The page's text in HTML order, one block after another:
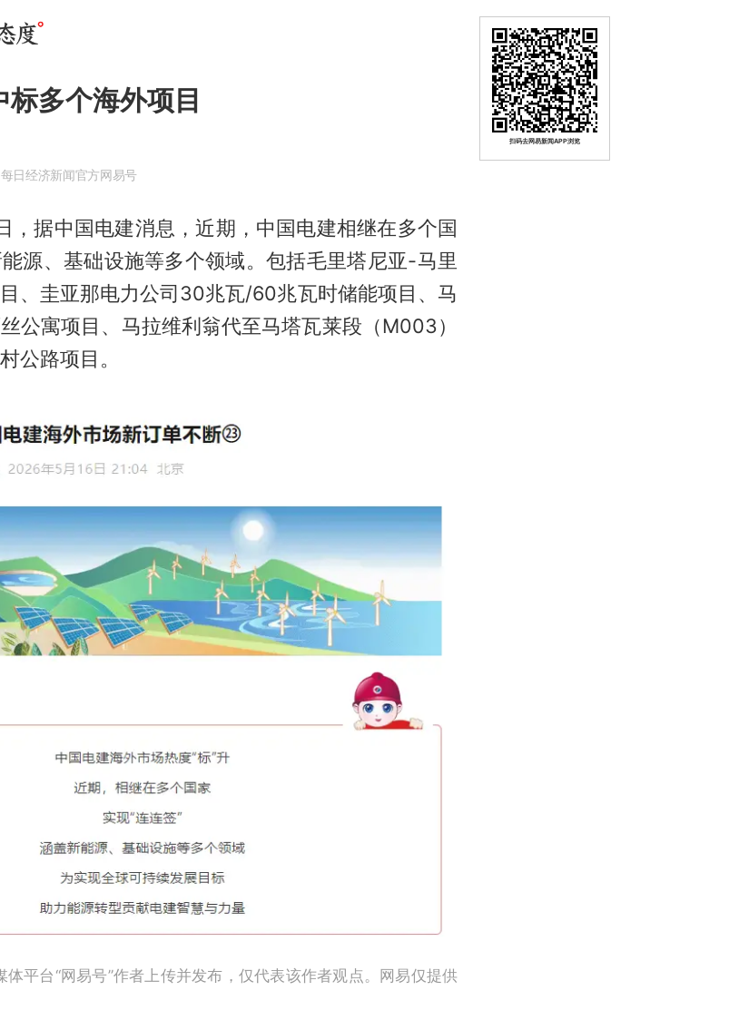
多个海外项目
每日经济新闻官方网易号
，据中国电建消息，近期，中国电建相继在多个国
源、基础设施等多个领域。包括毛里塔尼亚-马里
、圭亚那电力公司30兆瓦/60兆瓦时储能项目、马
公寓项目、马拉维利翁代至马塔瓦莱段（M003）
公路项目。
平台“网易号”作者上传并发布，仅代表该作者观点。网易仅提供
扫码去网易新闻APP浏览